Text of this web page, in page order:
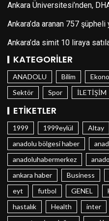
Ankara Üniversitesi’nden,
Ankara’da aranan 757 şüpheli
Ankara’da simit 10 liraya
KATEGORILER
ANADOLU Bilim
Sektör
Spor İLETİŞİM
ETIKETLER
1999 1999eylül Altay
anadolu bölgesi haber
anadoluhabermerkez
ankara haber
Business
eyt
futbol GENEL
hastalık
Health inter